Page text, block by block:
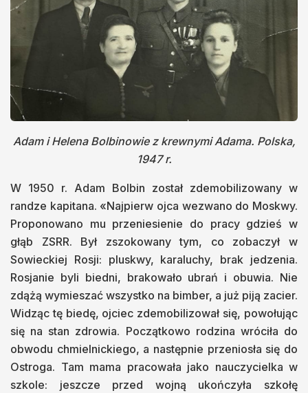
Adam i Helena Bolbinowie z krewnymi Adama. Polska,
1947 r.
W 1950 r. Adam Bolbin został zdemobilizowany w
randze kapitana. «Najpierw ojca wezwano do Moskwy.
Proponowano mu przeniesienie do pracy gdzieś w
głąb ZSRR. Był zszokowany tym, co zobaczył w
Sowieckiej Rosji: pluskwy, karaluchy, brak jedzenia.
Rosjanie byli biedni, brakowało ubrań i obuwia. Nie
zdążą wymieszać wszystko na bimber, a już piją zacier.
Widząc tę biedę, ojciec zdemobilizował się, powołując
się na stan zdrowia. Początkowo rodzina wróciła do
obwodu chmielnickiego, a następnie przeniosła się do
Ostroga. Tam mama pracowała jako nauczycielka w
szkole: jeszcze przed wojną ukończyła szkołę